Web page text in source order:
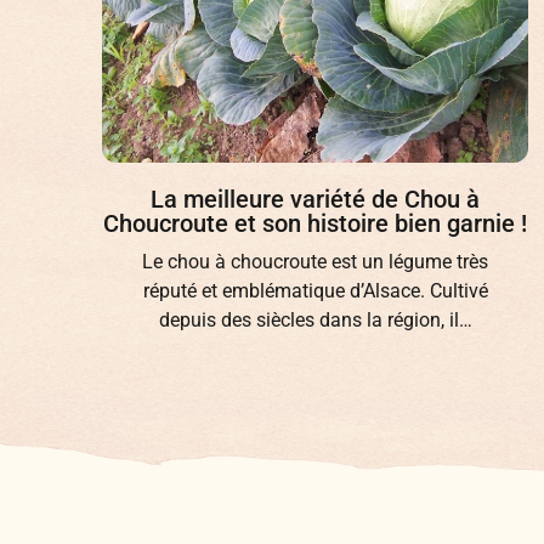
La Betterave de Chioggia, une variété
originale et savoureuse
La Betterave de Chioggia (Beta vulgaris
‘Chioggia’) est une variété originale et
particulièrement décorative. Cette betterave